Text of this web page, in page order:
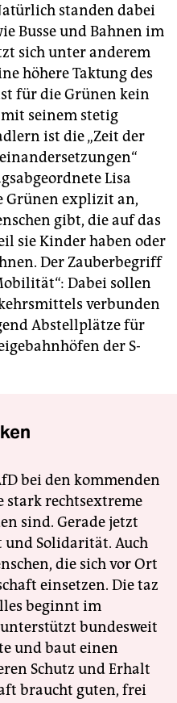
standen dabei
Busse und Bahnen im
sich unter anderem
höhere Taktung des
für die Grünen kein
seinem stetig
ist die „Zeit der
Lisa
Grünen explizit an,
gibt, die auf das
sie Kinder haben oder
Der Zauberbegriff
Dabei sollen
verbunden
Abstellplätze für
der S-
bei den kommenden
stark rechtsextreme
sind. Gerade jetzt
und Solidarität. Auch
die sich vor Ort
einsetzen. Die taz
beginnt im
bundesweit
und baut einen
Schutz und Erhalt
braucht guten, frei